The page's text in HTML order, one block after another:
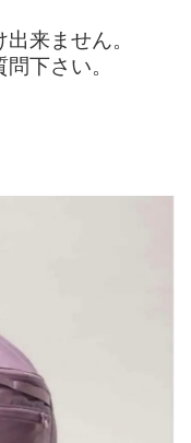
来ません。
下さい。